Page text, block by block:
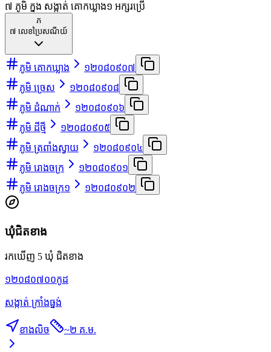
៧ ភូមិ ក្នុង សង្កាត់ គោកឃ្លាង១ អក្សរប្រើ
ភ
៧ លេខប្រៃសណីយ៍
ភូមិ គោកឃ្លាង
១២០៨០៩០៧
ភូមិ ច្រេស
១២០៨០៩០៨
ភូមិ ដំណាក់
១២០៨០៩០៦
ភូមិ ដីថ្មី
១២០៨០៩០៥
ភូមិ ត្រពាំងស្វាយ
១២០៨០៩០៤
ភូមិ រោងចក្រ
១២០៨០៩០១
ភូមិ រោងចក្រ១
១២០៨០៩០២
ឃុំជិតខាង
រកឃើញ 5 ឃុំ ជិតខាង
១២០៨០៧០០កូដ
សង្កាត់ ក្រាំងធ្នង់
ខាងលិច ~២ គ.ម.